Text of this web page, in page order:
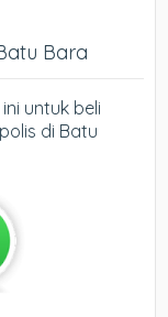
Bara
untuk beli
di Batu